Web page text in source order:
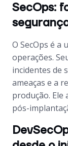
SecOps:
O SecOps é a
operações.
incidentes de
ameaças e a
produção. Ele
pós-